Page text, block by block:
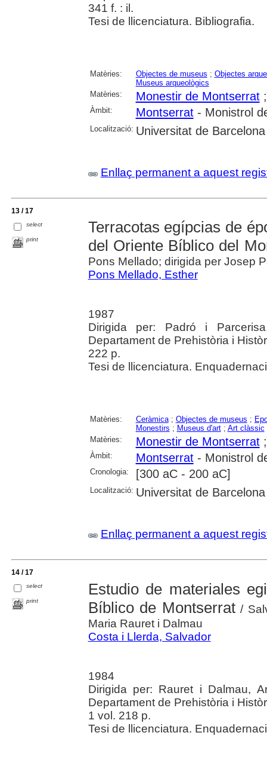
341 f. : il.
Tesi de llicenciatura. Bibliografia.
Matèries: Objectes de museus ; Objectes
Museus arqueològics
Matèries:
Monestir de Montserrat
Àmbit: Montserrat- Monistrol
Localització: Universitat de Barcelona
Enllaç permanent a aquest
13 / 17
select
print
Terracotas egípcias de
del Oriente Bíblico del
Pons Mellado; dirigida per Josep
Pons Mellado, Esther
1987
Dirigida per: Padró i
Departament de Prehistòria i
222 p.
Tesi de llicenciatura.
Matèries: Ceràmica; Objectes de museus ;
Monestirs ; Museus d'art; Art clàssic
Matèries:
Monestir de Montserrat
Àmbit: Montserrat- Monistrol
Cronologia: [300 aC - 200 aC]
Localització: Universitat de Barcelona
Enllaç permanent a aquest
14 / 17
select
print
Estudio de materiales
Bíblico de Montserrat /
Maria Rauret i Dalmau
Costa i Llerda, Salvador
1984
Dirigida per: Rauret i Dalmau,
Departament de Prehistòria i
1 vol. 218 p.
Tesi de llicenciatura.